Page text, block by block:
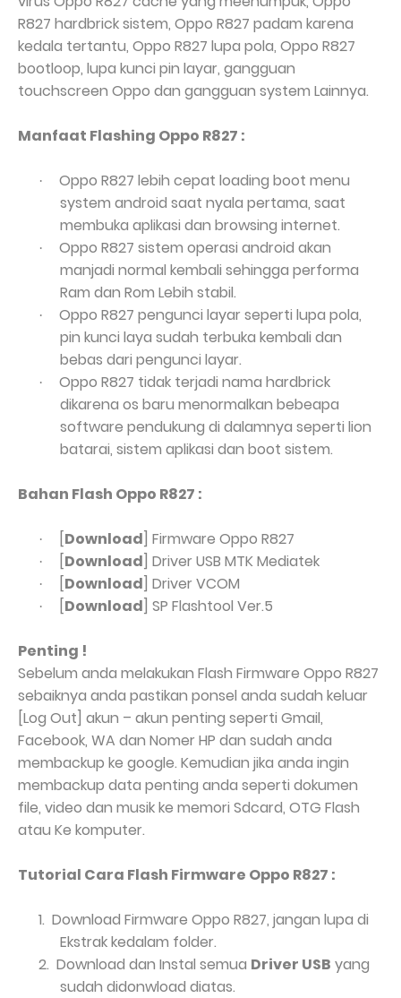
R827 hardbrick sistem, Oppo R827 padam karena
kedala tertantu, Oppo R827 lupa pola, Oppo R827
bootloop, lupa kunci pin layar, gangguan
touchscreen Oppo dan gangguan system Lainnya.
Manfaat Flashing Oppo R827 :
·
Oppo R827 lebih cepat loading boot menu
system android saat nyala pertama, saat
membuka aplikasi dan browsing internet.
·
Oppo R827 sistem operasi android akan
manjadi normal kembali sehingga performa
Ram dan Rom Lebih stabil.
·
Oppo R827 pengunci layar seperti lupa pola,
pin kunci laya sudah terbuka kembali dan
bebas dari pengunci layar.
·
Oppo R827 tidak terjadi nama hardbrick
dikarena os baru menormalkan bebeapa
software pendukung di dalamnya seperti lion
batarai, sistem aplikasi dan boot sistem.
Bahan Flash Oppo R827 :
· [Download] Firmware Oppo R827
· [Download] Driver USB MTK Mediatek
· [Download] Driver VCOM
· [Download] SP Flashtool Ver.5
Penting !
Sebelum anda melakukan Flash Firmware Oppo R827
sebaiknya anda pastikan ponsel anda sudah keluar
[Log Out] akun – akun penting seperti Gmail,
Facebook, WA dan Nomer HP dan sudah anda
membackup ke google. Kemudian jika anda ingin
membackup data penting anda seperti dokumen
file, video dan musik ke memori Sdcard, OTG Flash
atau Ke komputer.
Tutorial Cara Flash Firmware Oppo R827 :
1. Download Firmware Oppo R827, jangan lupa di
Ekstrak kedalam folder.
2. Download dan Instal semua Driver USB yang
sudah didonwload diatas.